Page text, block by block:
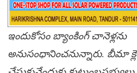
ఇందుకోసం బ్యాంకింగ్ చానెళ్లను
అనుసంధానించనున్నారు. బీమా